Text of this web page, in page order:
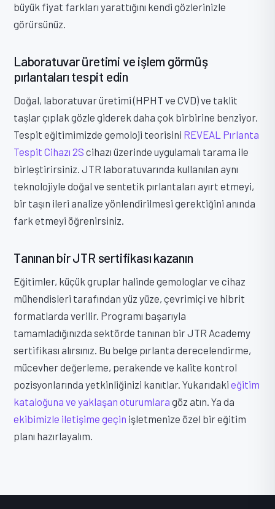
büyük fiyat farkları yarattığını kendi gözlerinizle
görürsünüz.
Laboratuvar üretimi ve işlem görmüş
pırlantaları tespit edin
Doğal, laboratuvar üretimi (HPHT ve CVD) ve taklit
taşlar çıplak gözle giderek daha çok birbirine benziyor.
Tespit eğitimimizde gemoloji teorisini REVEAL Pırlanta
Tespit Cihazı 2S cihazı üzerinde uygulamalı tarama ile
birleştirirsiniz. JTR laboratuvarında kullanılan aynı
teknolojiyle doğal ve sentetik pırlantaları ayırt etmeyi,
bir taşın ileri analize yönlendirilmesi gerektiğini anında
fark etmeyi öğrenirsiniz.
Tanınan bir JTR sertifikası kazanın
Eğitimler, küçük gruplar halinde gemologlar ve cihaz
mühendisleri tarafından yüz yüze, çevrimiçi ve hibrit
formatlarda verilir. Programı başarıyla
tamamladığınızda sektörde tanınan bir JTR Academy
sertifikası alırsınız. Bu belge pırlanta derecelendirme,
mücevher değerleme, perakende ve kalite kontrol
pozisyonlarında yetkinliğinizi kanıtlar. Yukarıdaki eğitim
kataloğuna ve yaklaşan oturumlara göz atın. Ya da
ekibimizle iletişime geçin işletmenize özel bir eğitim
planı hazırlayalım.